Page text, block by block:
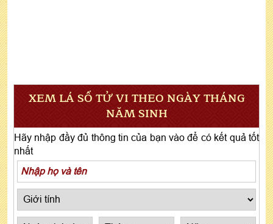
XEM LÁ SỐ TỬ VI THEO NGÀY THÁNG
NĂM SINH
Hãy nhập đầy đủ thông tin của bạn vào để có kết quả tốt
nhất